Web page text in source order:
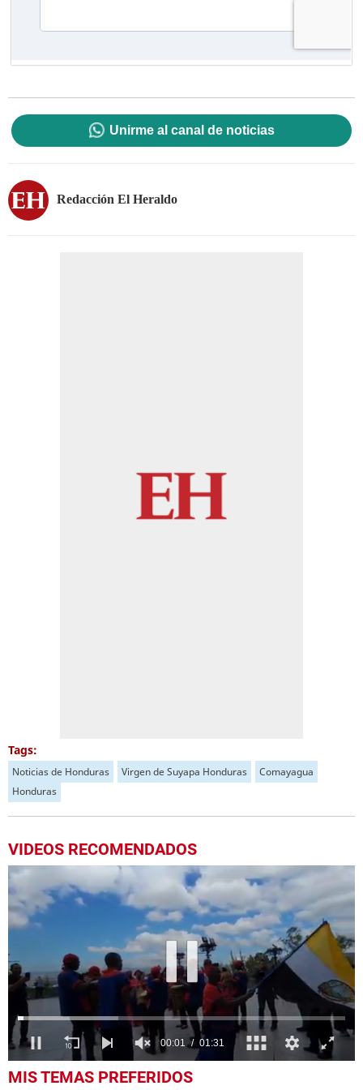
Unirme al canal de noticias
Redacción El Heraldo
Tags:
Noticias de Honduras Virgen de Suyapa Honduras
Comayagua
Honduras
VIDEOS RECOMENDADOS
seconds
MIS TEMAS PREFERIDOS